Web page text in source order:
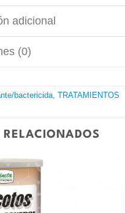
adicional
(0)
bactericida TRATAMIENTOS
RELACIONADOS